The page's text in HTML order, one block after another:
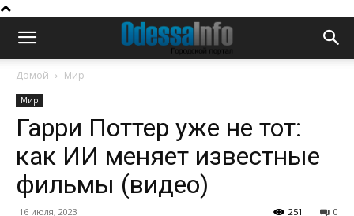
Домой Мир
Мир
Гарри Поттер уже не тот:
как ИИ меняет известные
фильмы (видео)
16 июля, 2023 0
251